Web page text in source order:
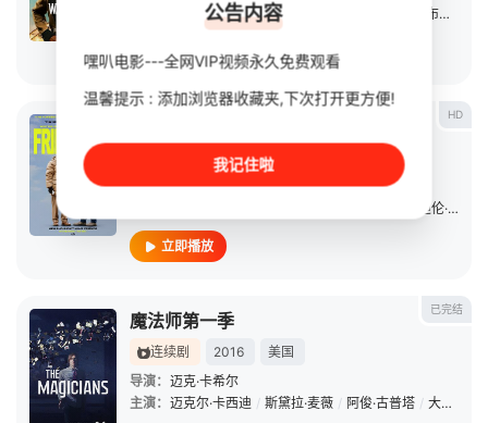
埃迪·卡兰贾 / 小欧内斯特·金斯利 斯特林·K·布朗
立即播放
HD
2024
美国
导演：安德鲁·德扬
杰克·迪伦·格雷泽
立即播放
已完结
魔法师第一季
连续剧 2016
美国
导演： 迈克·卡希尔
主演： 迈克尔·卡西迪 / 斯黛拉·麦薇 / 阿俊·古普塔 / 大卫·卡尔
公告内容
嘿叭电影---全网VIP视频永久免费观看
温馨提示 : 添加浏览器收藏夹,下次打开更方便!
我记住啦